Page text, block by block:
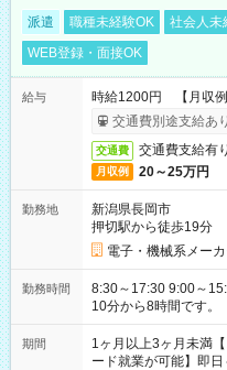
派遣 職種未経験OK 社会人未
WEB登録・面接OK
給与
時給1200円 【月収
交通費別途支給あり
交通費 交通費支給有り
月収例 20～25万円
勤務地
新潟県長岡市
押切駅から徒歩19分
電子・機械系メー
勤務時間
8:30～17:30 9:00～15:00 9:00～
10分から8時間です。
期間
1ヶ月以上3ヶ月未満
ード就業が可能】即日